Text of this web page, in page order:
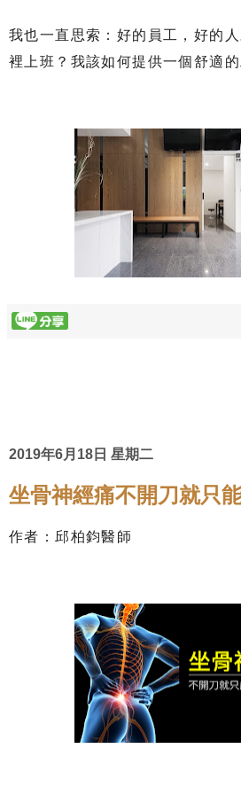
我也一直思索：好的員工，好的
裡上班？我該如何提供一個舒適的
2019年6月18日 星期二
坐骨神經痛不開刀就只
作者：邱柏鈞醫師